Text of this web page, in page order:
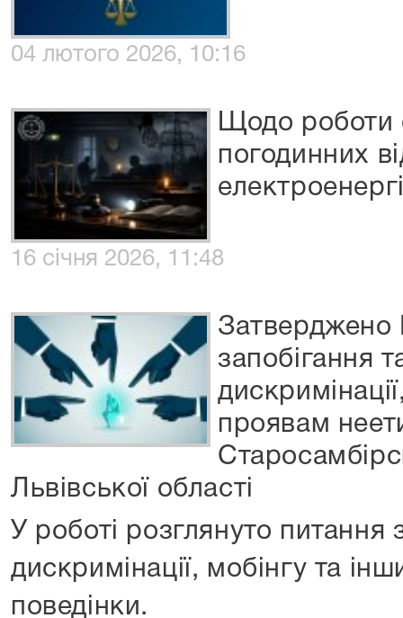
04 лютого 2026, 10:16
Щодо роботи
погодинних
16 січня 2026, 11:48
запобігання
проявам
Львівської області
У роботі розглянуто питання
дискримінації, мобінгу та
поведінки.